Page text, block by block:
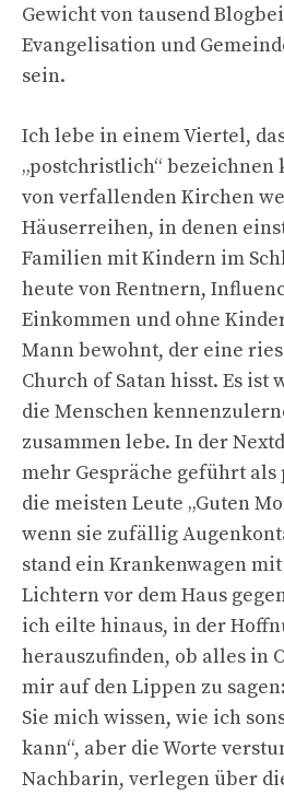
Gewicht von tausend
Evangelisation und
sein.
Ich lebe in einem Viertel,
„postchristlich“ bezeichnen
von verfallenden Kirchen
Häuserreihen, in denen
Familien mit Kindern im
heute von Rentnern,
Einkommen und ohne
Mann bewohnt, der eine
Church of Satan hisst. Es
die Menschen
zusammen lebe. In der
mehr Gespräche geführt
die meisten Leute „Guten
wenn sie zufällig
stand ein Krankenwagen
Lichtern vor dem Haus
ich eilte hinaus, in der
herauszufinden, ob alles in
mir auf den Lippen zu
Sie mich wissen, wie ich
kann“, aber die Worte
Nachbarin, verlegen über